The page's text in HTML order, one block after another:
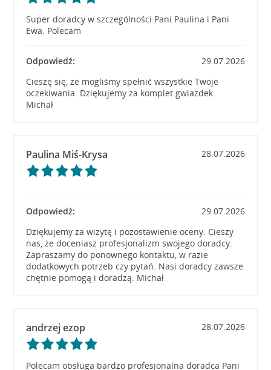
Super doradcy w szczególności Pani Paulina i Pani
Ewa. Polecam
Odpowiedź:
29.07.2026
Cieszę się, że mogliśmy spełnić wszystkie Twoje
oczekiwania. Dziękujemy za komplet gwiazdek.
Michał
Paulina Miś-Krysa 28.07.2026
Odpowiedź:
29.07.2026
Dziękujemy za wizytę i pozostawienie oceny. Cieszy
nas, że doceniasz profesjonalizm swojego doradcy.
Zapraszamy do ponownego kontaktu, w razie
dodatkowych potrzeb czy pytań. Nasi doradcy zawsze
chętnie pomogą i doradzą. Michał
andrzej ezop 28.07.2026
Polecam obsługa bardzo profesjonalna doradca Pani